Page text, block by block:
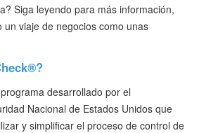
Siga leyendo para más información,
viaje de negocios como unas
desarrollado por el
Nacional de Estados Unidos que
y simplificar el proceso de control de